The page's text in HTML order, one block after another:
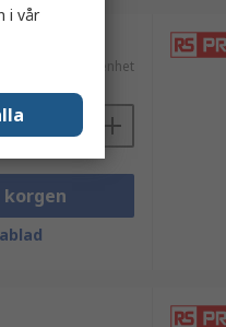
355,87 kr/enhet
korgen
i vår